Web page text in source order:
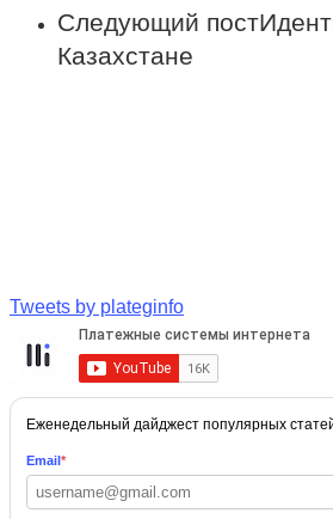
Следующий пост
Казахстане
Tweets by plateginfo
Еженедельный дайджест популярных
Email*